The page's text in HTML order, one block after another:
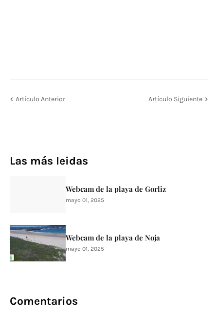
Artículo Anterior Artículo Siguiente
Las más leidas
Webcam de la playa de Gorliz
mayo 01, 2025
Webcam de la playa de Noja
mayo 01, 2025
Comentarios